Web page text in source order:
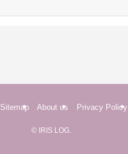
Sitemap About us Privacy Policy
© IRIS LOG.